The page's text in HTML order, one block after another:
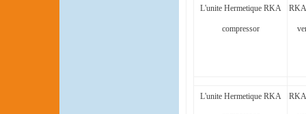
L'unite Hermetique RKA
compressor
L'unite Hermetique RKA